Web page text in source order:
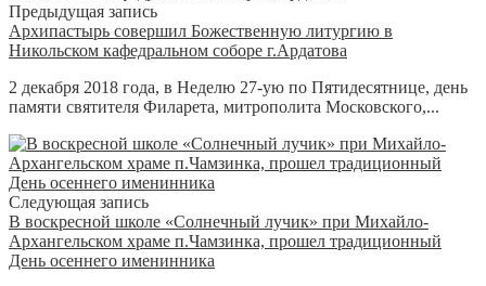
Предыдущая запись
Архипастырь совершил Божественную литургию в
Никольском кафедральном соборе г.Ардатова
2 декабря 2018 года, в Неделю 27-ую по Пятидесятнице, день
памяти святителя Филарета, митрополита Московского,...
Следующая запись
В воскресной школе «Солнечный лучик» при Михайло-
Архангельском храме п.Чамзинка, прошел традиционный
День осеннего именинника